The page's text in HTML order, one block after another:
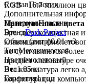
RGB - 16.7 миллион
Приглушенные цвета
Эта сверхкомпактная
клавишами
по сути является
придает клавиатуре
Эта клавиатура легко
конфигурации
СоставПластик
Дополнительная
МатериалПластик
БрендDark Project
Объем (литр)0.01 м3
ТипМеханическая
ЦветФиолетовый
Вес1.05 кг
Гарантия1 год